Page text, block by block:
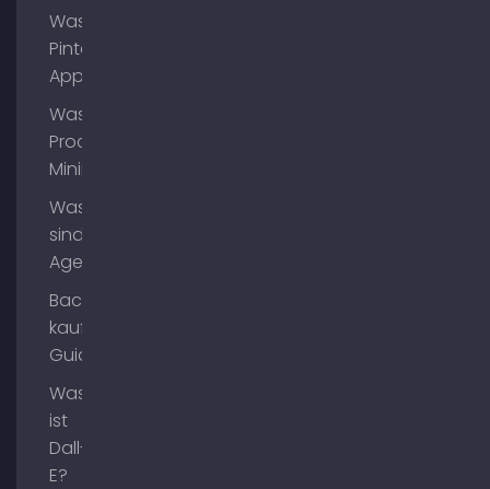
Was ist
Pinterest
App?
Was ist
Process
Mining?
Was
sind AI
Agents?
Backlinks
kaufen
Guide
Was
ist
Dall-
E?